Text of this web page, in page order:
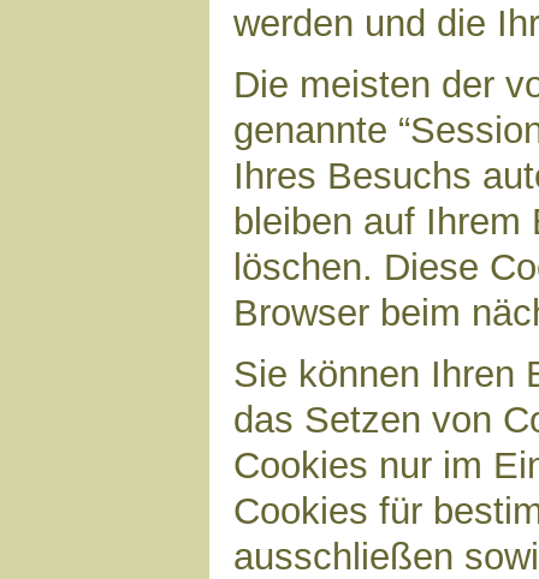
werden und die
Die meisten der
genannte
Ihres Besuchs
bleiben auf
löschen. Diese
Browser beim
Sie können Ihren
das Setzen von
Cookies nur im
Cookies für
ausschließen